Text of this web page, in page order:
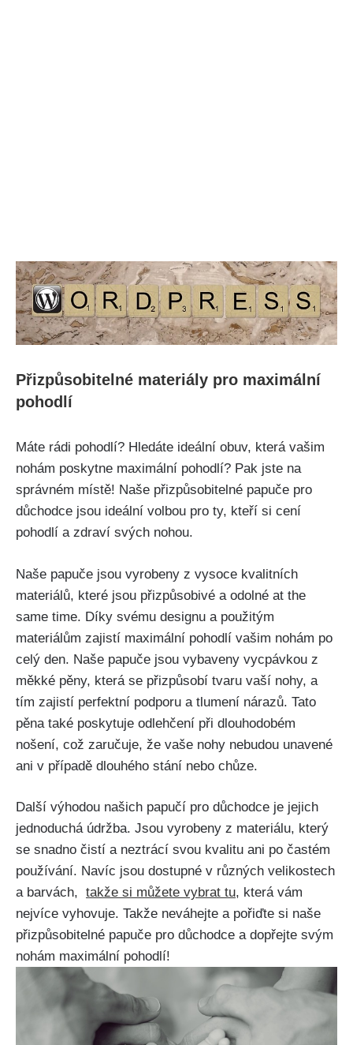
Přizpůsobitelné​ materiály pro maximální⁢
pohodlí
Máte rádi pohodlí? Hledáte‍ ideální obuv, která vašim
nohám poskytne maximální pohodlí? Pak jste na
správném místě! Naše přizpůsobitelné papuče pro
‌důchodce jsou ideální ​volbou pro ‌ty, ⁤kteří si cení
pohodlí a zdraví svých‍ nohou.
Naše papuče ⁣jsou vyrobeny z vysoce kvalitních
⁢materiálů, které jsou přizpůsobivé ⁢a odolné at the
⁣same time. Díky ⁤svému designu a použitým
materiálům zajistí maximální pohodlí⁢ vašim nohám po
celý den. Naše papuče jsou vybaveny vycpávkou z
‍měkké pěny, která se přizpůsobí tvaru vaší nohy, a
tím zajistí perfektní podporu ​a tlumení nárazů. Tato
pěna také poskytuje odlehčení při dlouhodobém
nošení, což zaručuje, že vaše nohy nebudou unavené
ani v ‍případě dlouhého stání nebo chůze.
Další výhodou našich papučí pro důchodce‌ je jejich
jednoduchá údržba. Jsou vyrobeny z materiálu, který‌
se​ snadno⁣ čistí ‍a neztrácí​ svou kvalitu ani po ‌častém
používání. ⁢Navíc jsou dostupné⁣ v různých velikostech
a barvách, ⁣ takže si můžete vybrat tu, ‌která vám
nejvíce‌ vyhovuje. Takže neváhejte a pořiďte si naše
přizpůsobitelné papuče pro důchodce a dopřejte svým
nohám maximální pohodlí!